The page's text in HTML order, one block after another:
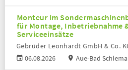
Monteur im
für Montage, Inbetriebnahme
Serviceeinsätze
06.08.2026
Gebrüder Leonhardt GmbH & Co.
Aue-Bad Schlema